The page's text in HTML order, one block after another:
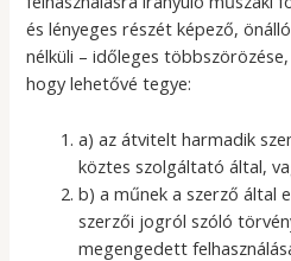
és lényeges részét képező,
nélküli – időleges
hogy lehetővé tegye:
a) az átvitelt harmadik
köztes szolgáltató által,
b) a műnek a szerző által
szerzői jogról szóló
megengedett